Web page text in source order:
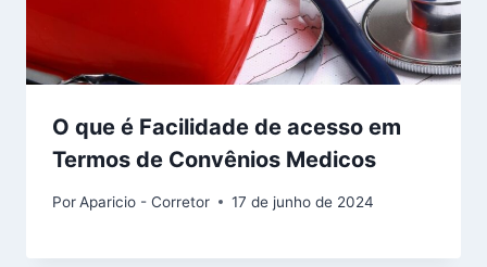
O que é Facilidade de acesso em
Termos de Convênios Medicos
PorAparicio - Corretor 17 de junho de 2024